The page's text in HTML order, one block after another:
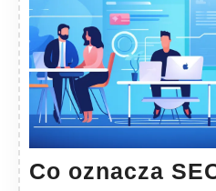
Co oznacza